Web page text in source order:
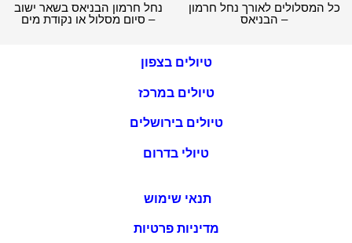
כל המסלולים לאורך נחל חרמון
– הבניאס
נחל חרמון הבניאס בשאר ישוב
– סיום מסלול או נקודת מים
טיולים בצפון
טיולים במרכז
טיולים בירושלים
טיולי בדרום
תנאי שימוש
מדיניות פרטיות